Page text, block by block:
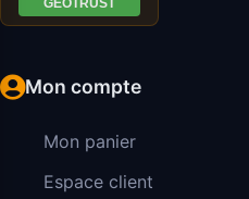
Mon compte
Mon panier
Espace client